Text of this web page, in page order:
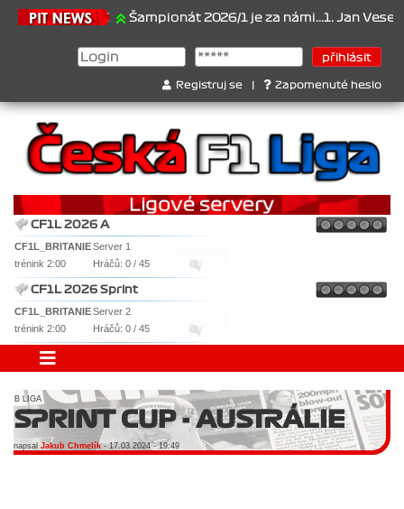
21.6.2026 Šampionát 2026/1 je za námi...1. Jan Veselý ,
Registruj se Zapomenuté heslo
CF1L 2026 A
CF1L_BRITANIEServer 1
trénink 2:00
Hráčů: 0 / 45
CF1L 2026 Sprint
CF1L_BRITANIEServer 2
trénink 2:00
Hráčů: 0 / 45
B LIGA
SPRINT CUP - AUSTRÁLIE
napsal Jakub Chmelík- 17.03.2024 - 19:49